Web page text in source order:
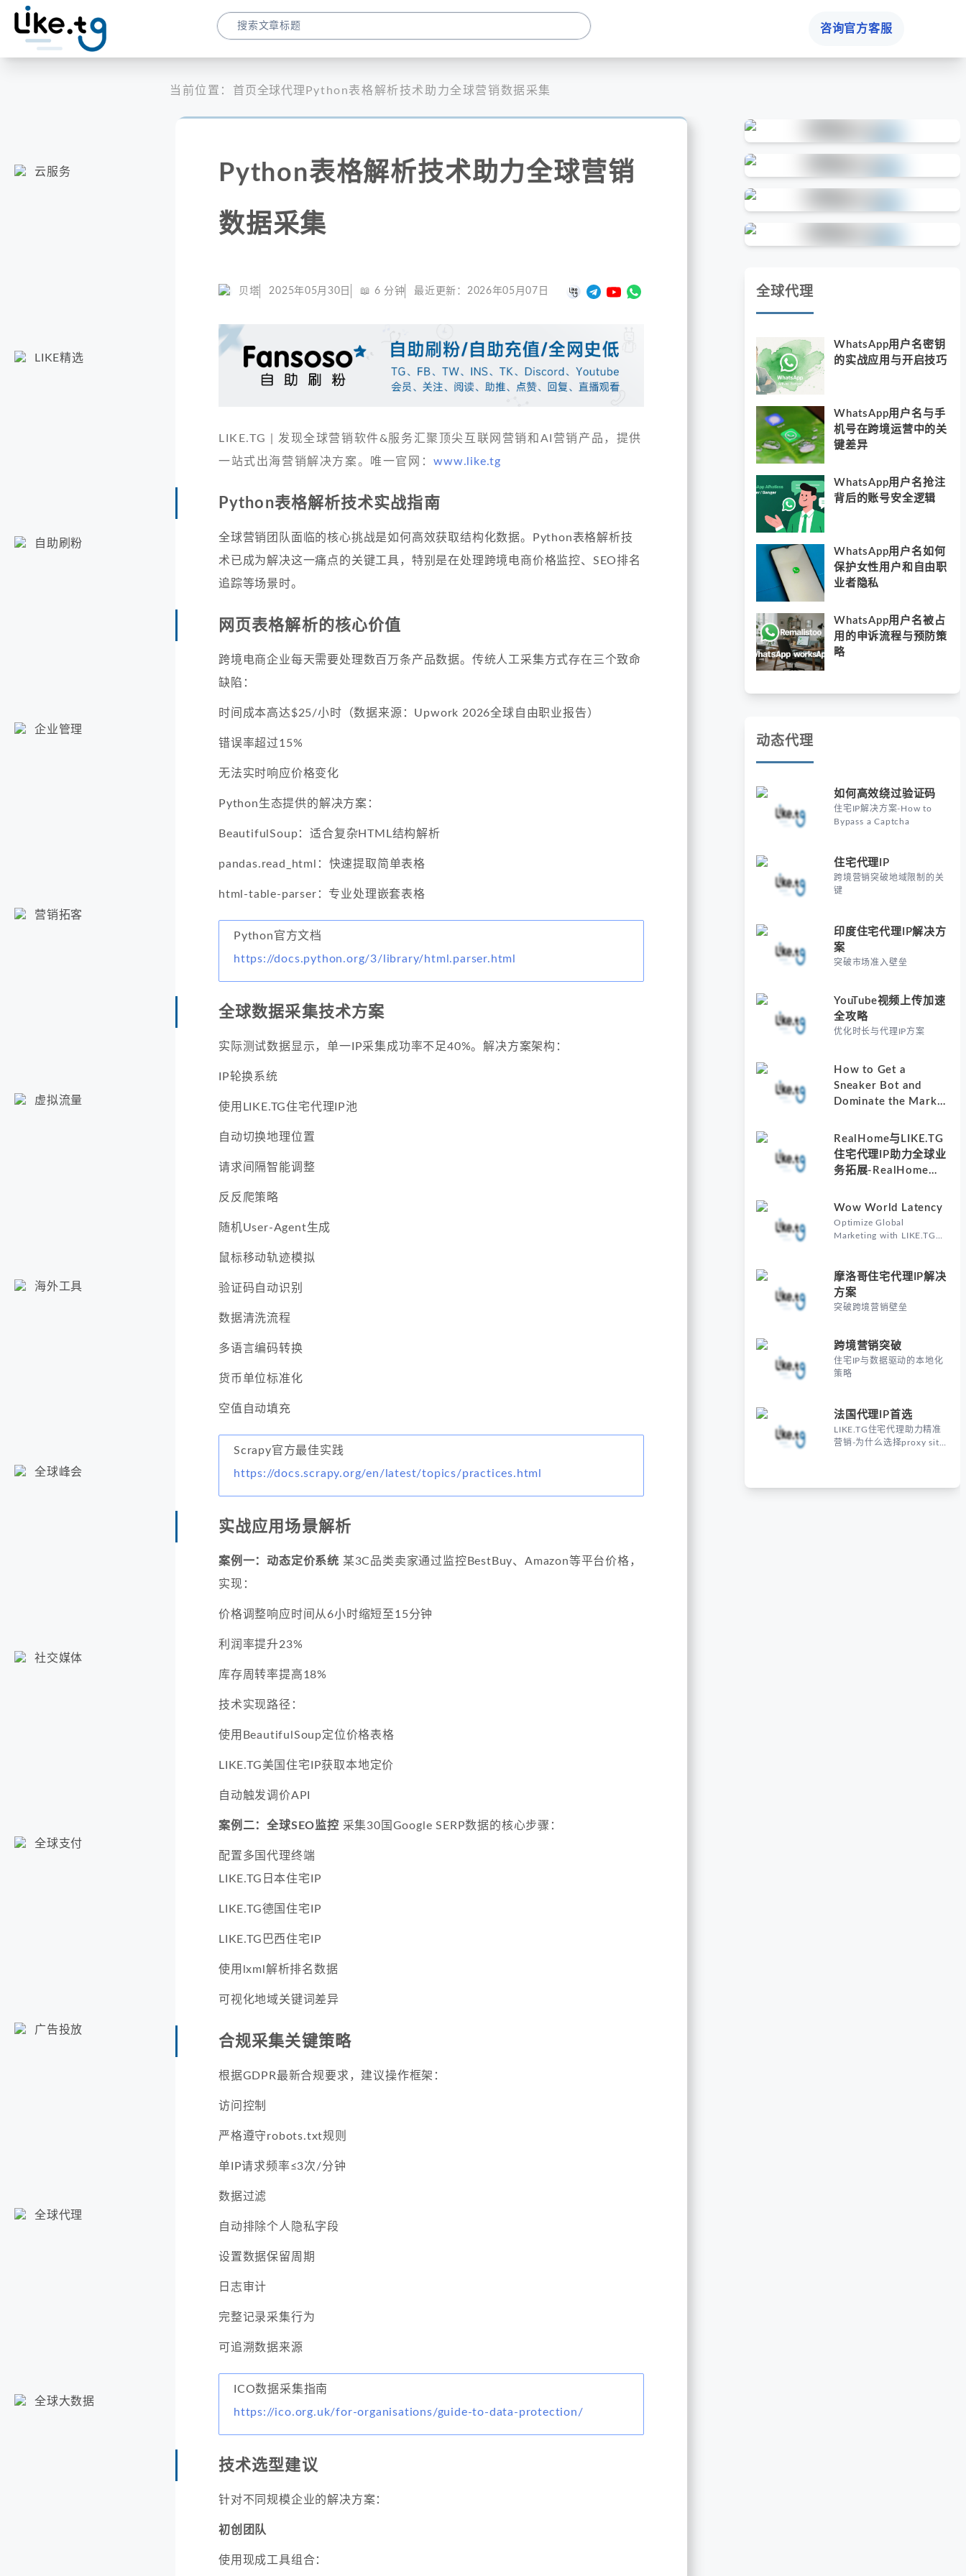
咨询官方客服
云服务
LIKE精选
自助刷粉
企业管理
营销拓客
虚拟流量
海外工具
全球峰会
社交媒体
全球支付
广告投放
全球代理
全球大数据
当前位置： 首页全球代理 Python表格解析技术助力全球营销数据采集
Python表格解析技术助力全球营销
数据采集
贝塔 2025年05月30日 📖 6 分钟 最近更新： 2026年05月07日
LIKE.TG | 发现全球营销软件&服务汇聚顶尖互联网营销和AI营销产品，提供
一站式出海营销解决方案。唯一官网：www.like.tg
Python表格解析技术实战指南
全球营销团队面临的核心挑战是如何高效获取结构化数据。Python表格解析技
术已成为解决这一痛点的关键工具，特别是在处理跨境电商价格监控、SEO排名
追踪等场景时。
网页表格解析的核心价值
跨境电商企业每天需要处理数百万条产品数据。传统人工采集方式存在三个致命
缺陷：
时间成本高达$25/小时（数据来源：Upwork 2026全球自由职业报告）
错误率超过15%
无法实时响应价格变化
Python生态提供的解决方案：
BeautifulSoup：适合复杂HTML结构解析
pandas.read_html：快速提取简单表格
html-table-parser：专业处理嵌套表格
Python官方文档
https://docs.python.org/3/library/html.parser.html
全球数据采集技术方案
实际测试数据显示，单一IP采集成功率不足40%。解决方案架构：
IP轮换系统
使用LIKE.TG住宅代理IP池
自动切换地理位置
请求间隔智能调整
反反爬策略
随机User-Agent生成
鼠标移动轨迹模拟
验证码自动识别
数据清洗流程
多语言编码转换
货币单位标准化
空值自动填充
Scrapy官方最佳实践
https://docs.scrapy.org/en/latest/topics/practices.html
实战应用场景解析
案例一：动态定价系统 某3C品类卖家通过监控BestBuy、Amazon等平台价格，
实现：
价格调整响应时间从6小时缩短至15分钟
利润率提升23%
库存周转率提高18%
技术实现路径：
使用BeautifulSoup定位价格表格
LIKE.TG美国住宅IP获取本地定价
自动触发调价API
案例二：全球SEO监控 采集30国Google SERP数据的核心步骤：
配置多国代理终端
LIKE.TG日本住宅IP
LIKE.TG德国住宅IP
LIKE.TG巴西住宅IP
使用lxml解析排名数据
可视化地域关键词差异
合规采集关键策略
根据GDPR最新合规要求，建议操作框架：
访问控制
严格遵守robots.txt规则
单IP请求频率≤3次/分钟
数据过滤
自动排除个人隐私字段
设置数据保留周期
日志审计
完整记录采集行为
可追溯数据来源
ICO数据采集指南
https://ico.org.uk/for-organisations/guide-to-data-protection/
技术选型建议
针对不同规模企业的解决方案：
初创团队
使用现成工具组合：
全球代理
WhatsApp用户名密钥
的实战应用与开启技巧
WhatsApp用户名与手
机号在跨境运营中的关
键差异
WhatsApp用户名抢注
背后的账号安全逻辑
WhatsApp用户名如何
保护女性用户和自由职
业者隐私
WhatsApp用户名被占
用的申诉流程与预防策
略
动态代理
如何高效绕过验证码
住宅IP解决方案-How to
Bypass a Captcha
住宅代理IP
跨境营销突破地域限制的关
键
印度住宅代理IP解决方
案
突破市场准入壁垒
YouTube视频上传加速
全攻略
优化时长与代理IP方案
How to Get a
Sneaker Bot and
Dominate the Market
Proxies-Why
Understanding How
to Get a Sneaker Bot
RealHome与LIKE.TG
住宅代理IP助力全球业
务拓展-RealHome
Solutions Inc的核心价
值
Wow World Latency
Optimize Global
Marketing with LIKE.TG
Marketing
摩洛哥住宅代理IP解决
方案
突破跨境营销壁垒
跨境营销突破
住宅IP与数据驱动的本地化
策略
法国代理IP首选
LIKE.TG住宅代理助力精准
营销-为什么选择proxy site